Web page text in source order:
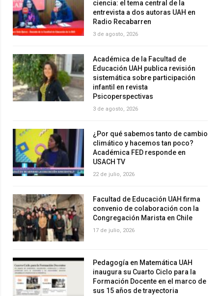
ciencia: el tema central de la
entrevista a dos autoras UAH en
Radio Recabarren
3 de agosto, 2026
Académica de la Facultad de
Educación UAH publica revisión
sistemática sobre participación
infantil en revista
Psicoperspectivas
3 de agosto, 2026
¿Por qué sabemos tanto de cambio
climático y hacemos tan poco?
Académica FED responde en
USACH TV
22 de julio, 2026
Facultad de Educación UAH firma
convenio de colaboración con la
Congregación Marista en Chile
17 de julio, 2026
Pedagogía en Matemática UAH
inaugura su Cuarto Ciclo para la
Formación Docente en el marco de
sus 15 años de trayectoria